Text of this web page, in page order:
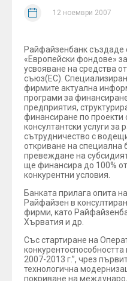
12 ноември 2007
Райфайзенбанк създаде
«Европейски фондове»
усвояване на средства
съюз(ЕС).
фирмите актуална
програми за
предприятия,
финансиране по проекти
консултантски услуги за
сътрудничество с
откриване на специална
превеждане на
ще финансира до 100%
конкурентни условия.
Банката прилага опита
Райфайзен в
фирми, като
Хърватия и др.
Със стартиране на
2007-2013 г.”, чрез
технологична
покриване на